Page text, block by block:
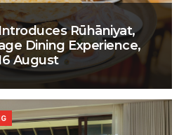
Rūhāniyat,
Dining Experience,
August